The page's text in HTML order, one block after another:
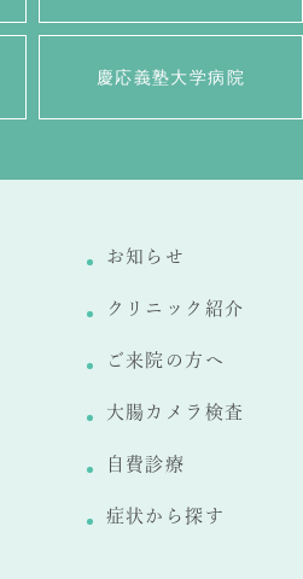
慶応義塾大学病院
お知らせ
クリニック紹介
ご来院の方へ
大腸カメラ検査
自費診療
症状から探す